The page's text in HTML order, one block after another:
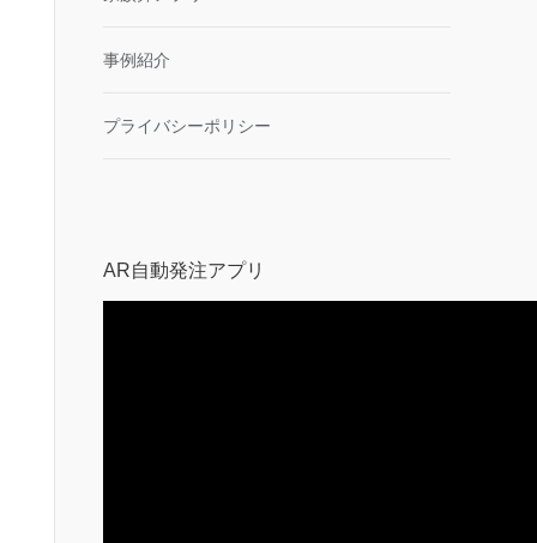
事例紹介
プライバシーポリシー
AR自動発注アプリ